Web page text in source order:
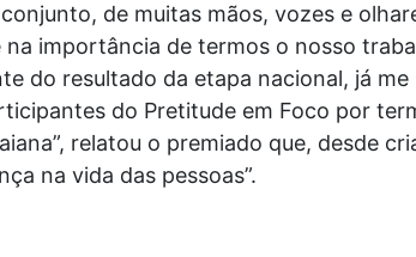
de muitas mãos, vozes e
importância de termos o nosso
do resultado da etapa nacional, já
do Pretitude em Foco por
relatou o premiado que, desde
na vida das pessoas”.